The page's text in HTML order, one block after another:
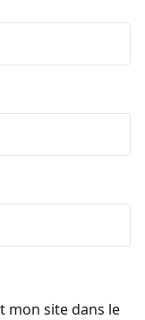
mon site dans le